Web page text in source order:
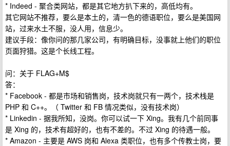
* Indeed - 聚合类网站，都是其它地方扒下来的，高低均有。
其它网站不推荐，要么是本土的，清一色的德语职位，要么是美国网
站，过来水土不服，没人用，信息少。
建议手段：像你问的那几家公司，有明确目标，没事就上他们的职位
页面狩猎。这是个长线工程。
问：关于 FLAG+M$
答：
* Facebook - 都是市场和销售岗，技术岗就只有一两个，技术栈是
PHP 和 C++。（ Twitter 和 FB 情况类似，没有技术岗）
* Linkedin - 据我所知，没岗。你可以试一下 Xing。我有几个前同事
是 Xing 的，技术有超好的，也有不差的。不过 Xing 的待遇一般。
* Amazon - 主要是 AWS 岗和 Alexa 类职位，也有多个传教士岗，要